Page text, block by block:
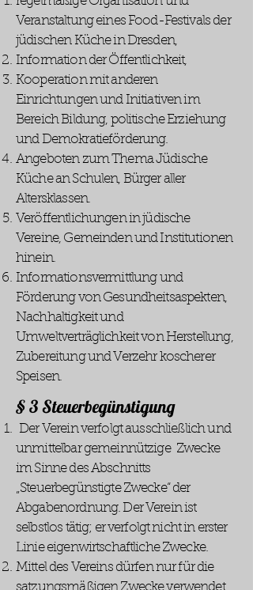
Veranstaltung eines Food-Festivals der
jüdischen Küche in Dresden,
Information der Öffentlichkeit,
Kooperation mit anderen
Einrichtungen und Initiativen im
Bereich Bildung, politische Erziehung
und Demokratieförderung.
Angeboten zum Thema Jüdische
Küche an Schulen, Bürger aller
Altersklassen.
Veröffentlichungen in jüdische
Vereine, Gemeinden und Institutionen
hinein.
Informationsvermittlung und
Förderung von Gesundheitsaspekten,
Nachhaltigkeit und
Umweltverträglichkeit von Herstellung,
Zubereitung und Verzehr koscherer
Speisen.
§ 3 Steuerbegünstigung
Der Verein verfolgt ausschließlich und
unmittelbar gemeinnützige Zwecke
im Sinne des Abschnitts
„Steuerbegünstigte Zwecke“ der
Abgabenordnung. Der Verein ist
selbstlos tätig; er verfolgt nicht in erster
Linie eigenwirtschaftliche Zwecke.
Mittel des Vereins dürfen nur für die
satzungsmäßigen Zwecke verwendet